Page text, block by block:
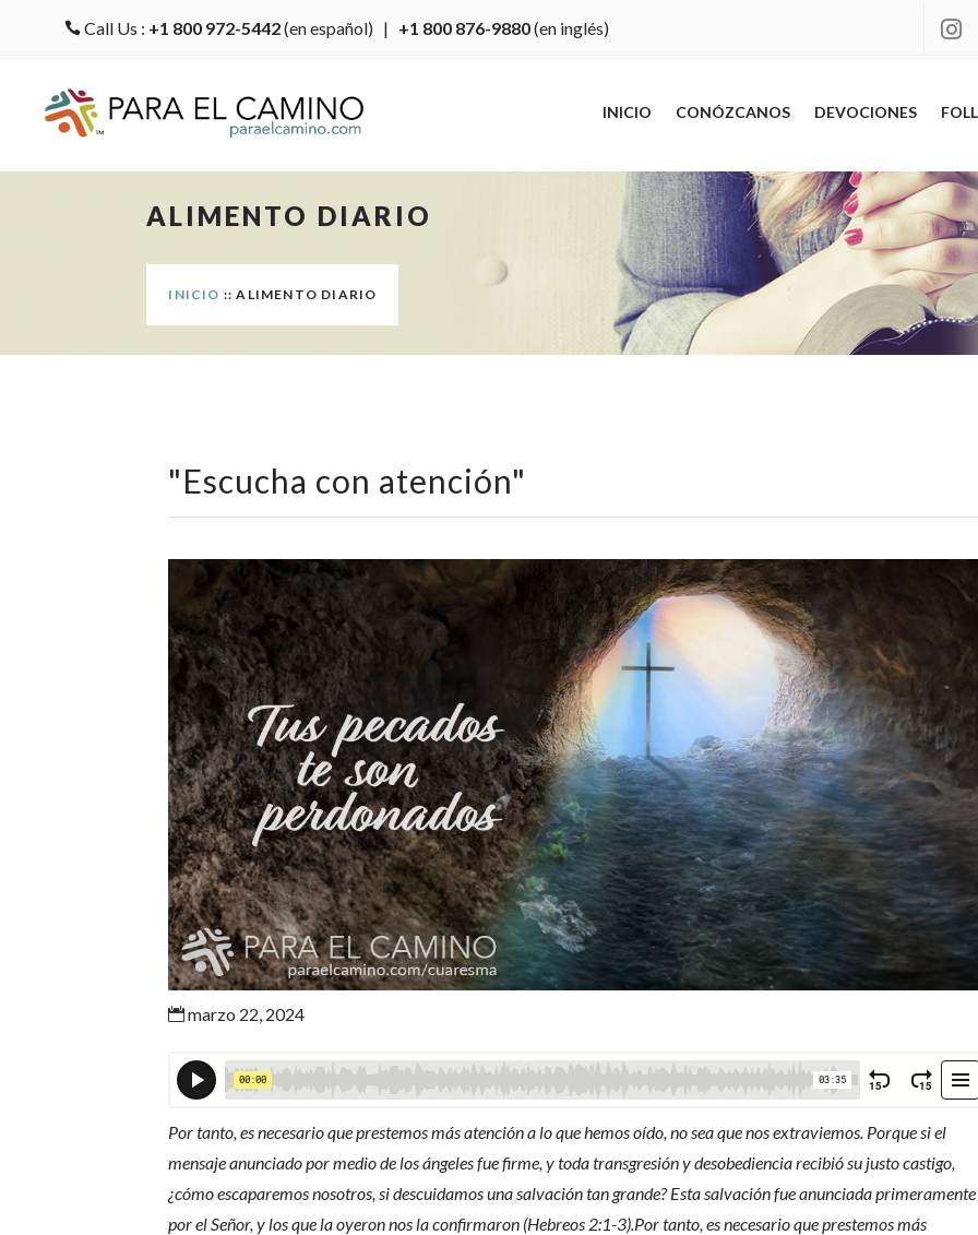
Call Us : +1 800 972-5442(en español) | +1 800 876-9880(en inglés) 
INICIO CONÓZCANOS DEVOCIONES
ALIMENTO DIARIO
INICIO :: ALIMENTO DIARIO
"Escucha con atención"
 marzo 22, 2024
Por tanto, es necesario que prestemos más atención a lo que hemos oído, no sea que nos extraviemos. Porque si el
mensaje anunciado por medio de los ángeles fue firme, y toda transgresión y desobediencia recibió su justo castigo,
¿cómo escaparemos nosotros, si descuidamos una salvación tan grande? Esta salvación fue anunciada primeramente
por el Señor, y los que la oyeron nos la confirmaron (Hebreos 2:1-3).Por tanto, es necesario que prestemos más